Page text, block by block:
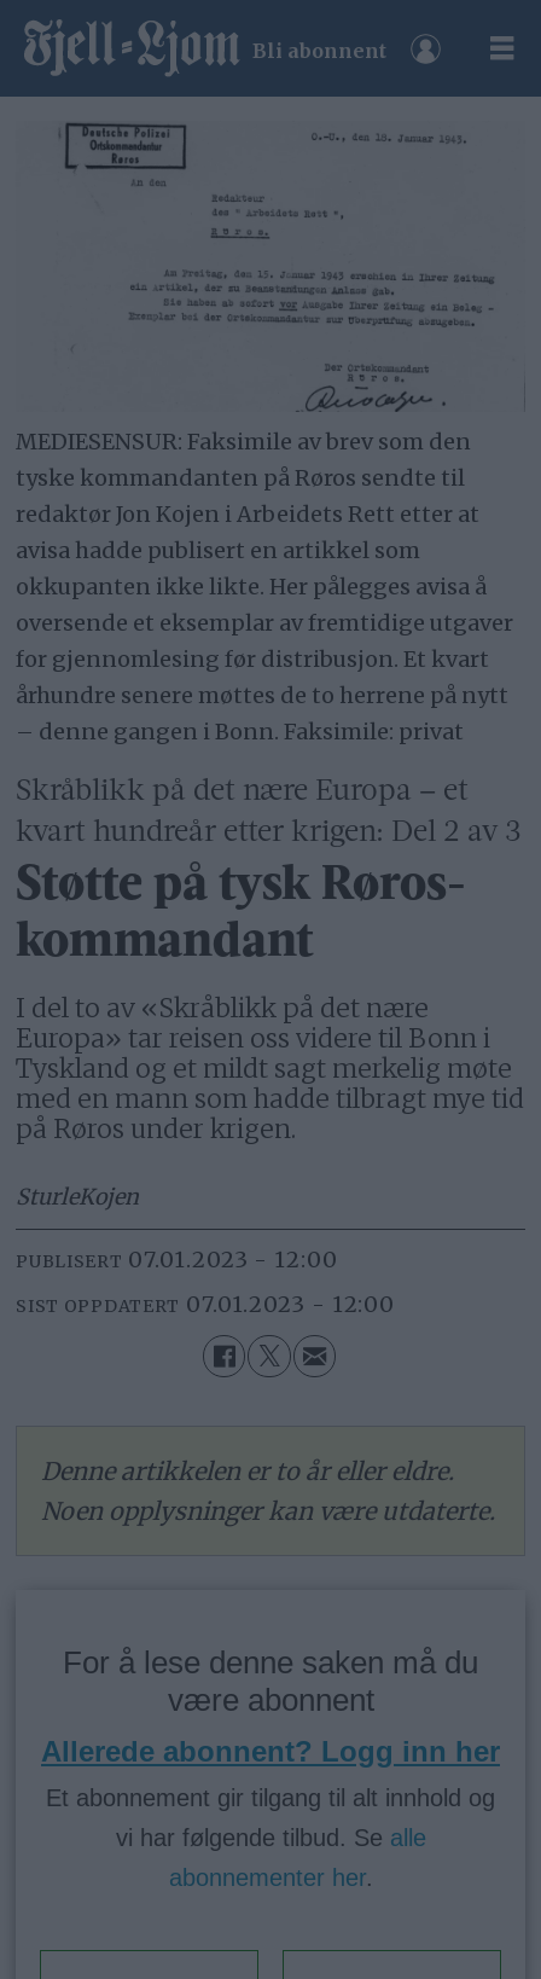
Bli abonnent
MEDIESENSUR: Faksimile av brev som den
tyske kommandanten på Røros sendte til
redaktør Jon Kojen i Arbeidets Rett etter at
avisa hadde publisert en artikkel som
okkupanten ikke likte. Her pålegges avisa å
oversende et eksemplar av fremtidige utgaver
for gjennomlesing før distribusjon. Et kvart
århundre senere møttes de to herrene på nytt
– denne gangen i Bonn. Faksimile: privat
Skråblikk på det nære Europa – et
kvart hundreår etter krigen: Del 2 av 3
Støtte på tysk Røros-
kommandant
I del to av «Skråblikk på det nære
Europa» tar reisen oss videre til Bonn i
Tyskland og et mildt sagt merkelig møte
med en mann som hadde tilbragt mye tid
på Røros under krigen.
SturleKojen
PUBLISERT 07.01.2023 - 12:00
SIST OPPDATERT 07.01.2023 - 12:00
Denne artikkelen er to år eller eldre.
Noen opplysninger kan være utdaterte.
For å lese denne saken må du
være abonnent
Allerede abonnent? Logg inn her
Et abonnement gir tilgang til alt innhold og
vi har følgende tilbud. Se alle
abonnementer her.